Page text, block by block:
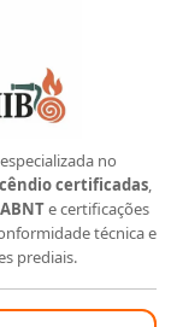
no
certificadas,
ABNTe certificações
técnica e
prediais.